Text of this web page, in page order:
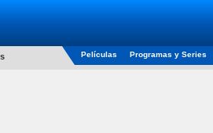
Películas Programas y Series